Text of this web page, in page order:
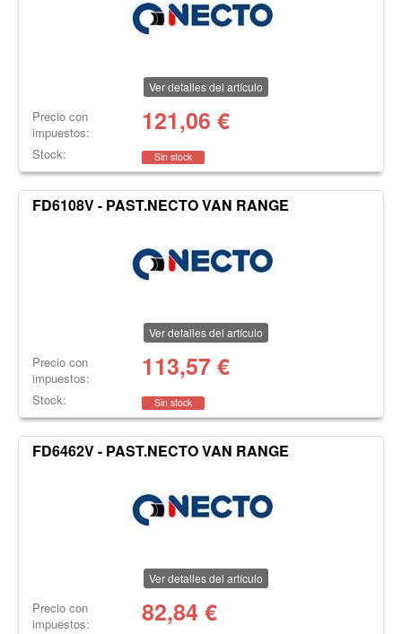
Ver detalles del artículo
Precio con
impuestos:
121,06 €
Stock: Sin stock
FD6108V - PAST.NECTO VAN RANGE
Ver detalles del artículo
Precio con
impuestos:
113,57€
Stock: Sin stock
FD6462V - PAST.NECTO VAN RANGE
Ver detalles del artículo
Precio con
impuestos:
82,84 €